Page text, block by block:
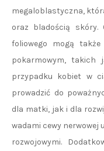
megaloblastyczna,
oraz bladością skóry.
foliowego mogą także
pokarmowym, takich
przypadku kobiet w
prowadzić do
dla matki, jak i dla
wadami cewy
rozwojowymi.